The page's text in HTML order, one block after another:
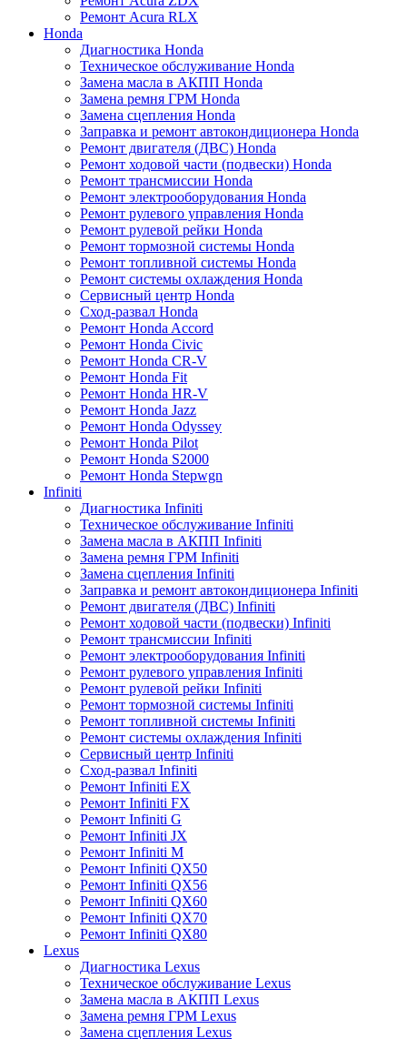
Ремонт Acura RLX
Honda
Диагностика Honda
Техническое обслуживание Honda
Замена масла в АКПП Honda
Замена ремня ГРМ Honda
Замена сцепления Honda
Заправка и ремонт автокондиционера Honda
Ремонт двигателя (ДВС) Honda
Ремонт ходовой части (подвески) Honda
Ремонт трансмиссии Honda
Ремонт электрооборудования Honda
Ремонт рулевого управления Honda
Ремонт рулевой рейки Honda
Ремонт тормозной системы Honda
Ремонт топливной системы Honda
Ремонт системы охлаждения Honda
Сервисный центр Honda
Сход-развал Honda
Ремонт Honda Accord
Ремонт Honda Civic
Ремонт Honda CR-V
Ремонт Honda Fit
Ремонт Honda HR-V
Ремонт Honda Jazz
Ремонт Honda Odyssey
Ремонт Honda Pilot
Ремонт Honda S2000
Ремонт Honda Stepwgn
Infiniti
Диагностика Infiniti
Техническое обслуживание Infiniti
Замена масла в АКПП Infiniti
Замена ремня ГРМ Infiniti
Замена сцепления Infiniti
Заправка и ремонт автокондиционера Infiniti
Ремонт двигателя (ДВС) Infiniti
Ремонт ходовой части (подвески) Infiniti
Ремонт трансмиссии Infiniti
Ремонт электрооборудования Infiniti
Ремонт рулевого управления Infiniti
Ремонт рулевой рейки Infiniti
Ремонт тормозной системы Infiniti
Ремонт топливной системы Infiniti
Ремонт системы охлаждения Infiniti
Сервисный центр Infiniti
Сход-развал Infiniti
Ремонт Infiniti EX
Ремонт Infiniti FX
Ремонт Infiniti G
Ремонт Infiniti JX
Ремонт Infiniti M
Ремонт Infiniti QX50
Ремонт Infiniti QX56
Ремонт Infiniti QX60
Ремонт Infiniti QX70
Ремонт Infiniti QX80
Lexus
Диагностика Lexus
Техническое обслуживание Lexus
Замена масла в АКПП Lexus
Замена ремня ГРМ Lexus
Замена сцепления Lexus